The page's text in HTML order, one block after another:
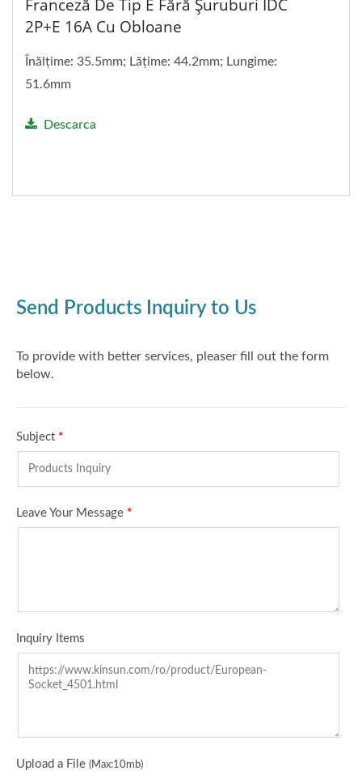
Franceză De Tip E Fără Șuruburi IDC
2P+E 16A Cu Obloane
Înălțime: 35.5mm; Lățime: 44.2mm; Lungime:
51.6mm
Descarca